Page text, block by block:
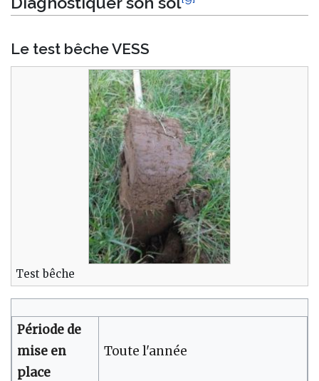
Le test bêche VESS
Test bêche
Période de
mise en
place
Toute l'année